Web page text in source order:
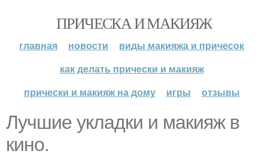
ПРИЧЕСКА И МАКИЯЖ
главная новости
виды макияжа и причесок
как делать прически и макияж
прически и макияж на дому
игры отзывы
Лучшие укладки и макияж в
кино.